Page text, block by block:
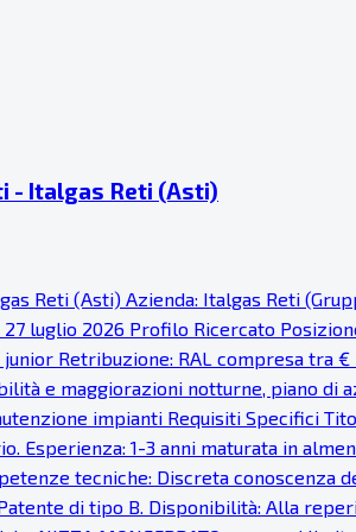
- Italgas Reti (Asti)
Reti (Asti) Azienda: Italgas Reti
luglio 2026 Profilo Ricercato
Retribuzione: RAL compresa tra €
e maggiorazioni notturne, piano di
impianti Requisiti Specifici
Esperienza: 1-3 anni maturata in
tecniche: Discreta
di tipo B. Disponibilità: Alla